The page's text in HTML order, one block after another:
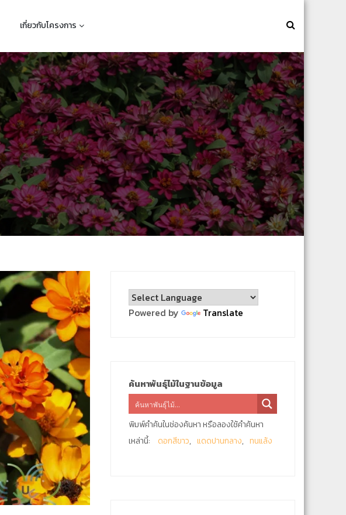
เกี่ยวกับโครงการ
Powered by Translate
ค้นหาพันธุ์ไม้ในฐานข้อมูล
พิมพ์คำค้นในช่องค้นหา หรือลองใช้คำค้นหา
เหล่านี้:
ดอกสีขาว แดดปานกลาง ทนแล้ง